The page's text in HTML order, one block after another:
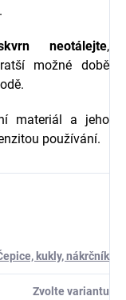
neotálejte,
možné době
materiál a jeho
používání.
kukly, nákrčník
Zvolte variantu